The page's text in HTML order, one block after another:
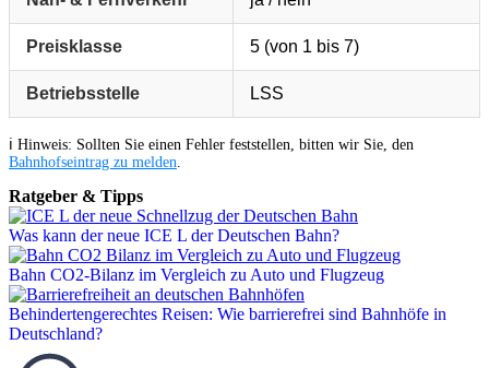
Preisklasse 5 (von 1 bis 7)
Betriebsstelle LSS
ℹ️ Hinweis: Sollten Sie einen Fehler feststellen, bitten wir Sie, den
Bahnhofseintrag zu melden
Ratgeber & Tipps
Was kann der neue ICE L der Deutschen Bahn?
Bahn CO2-Bilanz im Vergleich zu Auto und Flugzeug
Behindertengerechtes Reisen: Wie barrierefrei sind Bahnhöfe in
Deutschland?